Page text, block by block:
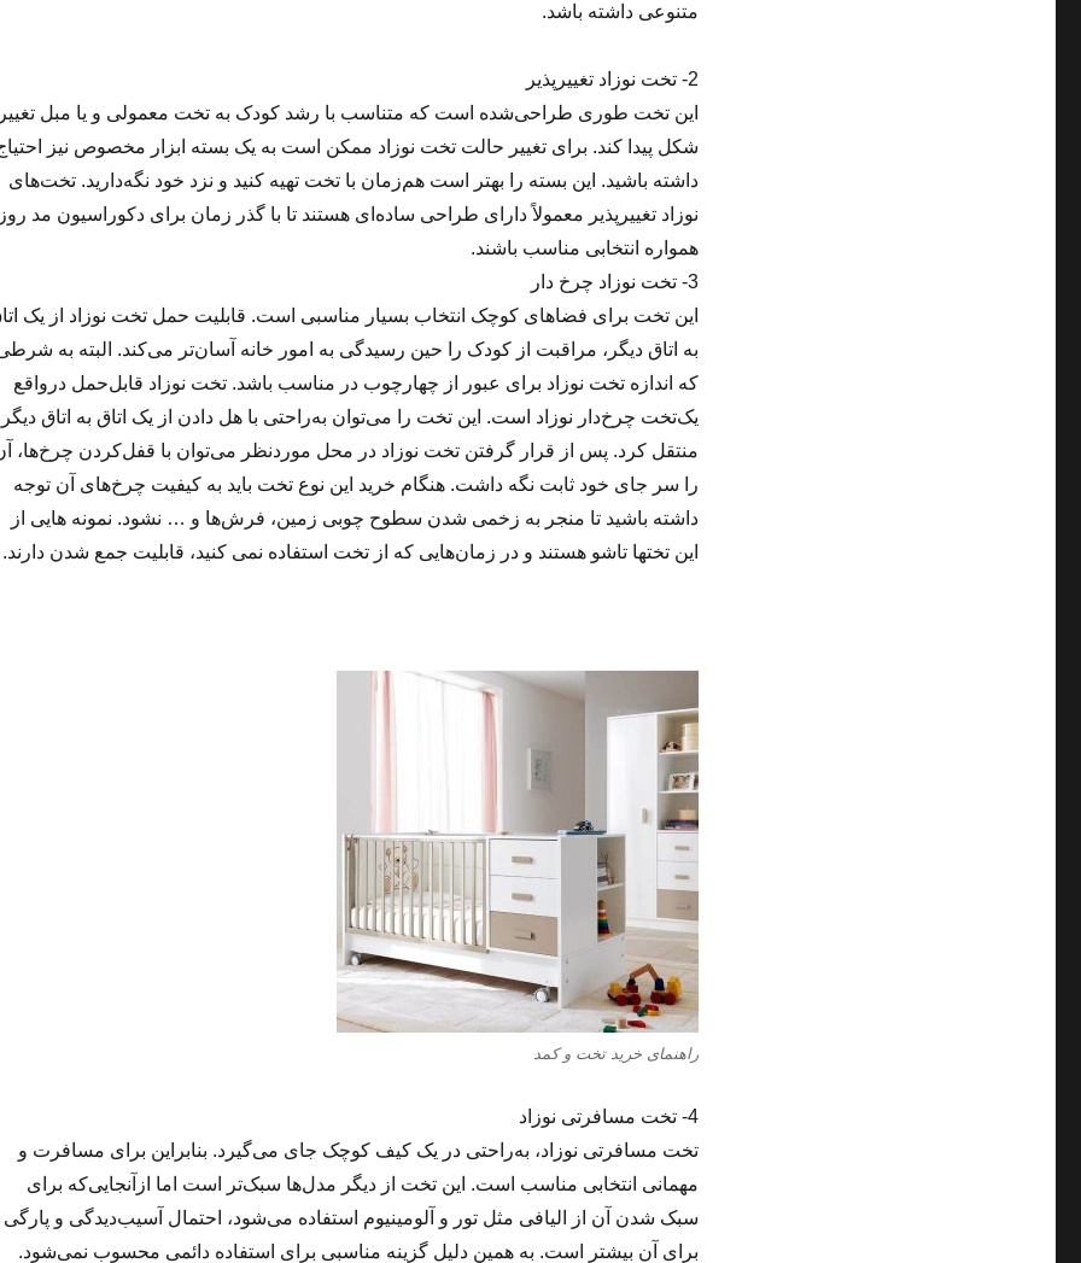
متنوعی داشته باشد.
2- تخت نوزاد تغییرپذیر
این تخت طوری طراحی‌شده است که متناسب با رشد کودک به تخت معمولی و یا مبل
شکل پیدا کند. برای تغییر حالت تخت نوزاد ممکن است به یک بسته ابزار مخصوص نیز
داشته باشید. این بسته را بهتر است هم‌زمان با تخت تهیه کنید و نزد خود نگه‌دارید. تخت‌های
نوزاد تغییرپذیر معمولاً دارای طراحی ساده‌ای هستند تا با گذر زمان برای دکوراسیون مد
همواره انتخابی مناسب باشند.
3- تخت نوزاد چرخ دار
این تخت برای فضاهای کوچک انتخاب بسیار مناسبی است. قابلیت حمل تخت نوزاد از یک
به اتاق دیگر، مراقبت از کودک را حین رسیدگی به امور خانه آسان‌تر می‌کند. البته به
که اندازه تخت نوزاد برای عبور از چهارچوب در مناسب باشد. تخت نوزاد قابل‌حمل درواقع
یک‌تخت چرخ‌دار نوزاد است. این تخت را می‌توان به‌راحتی با هل دادن از یک اتاق به اتاق دیگر
منتقل کرد. پس از قرار گرفتن تخت نوزاد در محل موردنظر می‌توان با قفل‌کردن چرخ‌ها،
را سر جای خود ثابت نگه داشت. هنگام خرید این نوع تخت باید به کیفیت چرخ‌های آن توجه
داشته باشید تا منجر به زخمی شدن سطوح چوبی زمین، فرش‌ها و … نشود. نمونه ­هایی از
این تخت­ها تا­شو هستند و در زمان‌هایی که از تخت استفاده نمی­ کنید، قابلیت جمع شدن دارند.
راهنمای خرید تخت و کمد
4- تخت مسافرتی نوزاد
تخت مسافرتی نوزاد، به‌راحتی در یک کیف کوچک جای می‌گیرد. بنابراین برای مسافرت و
مهمانی انتخابی مناسب است. این تخت از دیگر مدل‌ها سبک‌تر است اما ازآنجایی‌که برای
سبک شدن آن از الیافی مثل تور و آلومینیوم استفاده می‌شود، احتمال آسیب‌دیدگی و پارگی
برای آن بیشتر است. به همین دلیل گزینه مناسبی برای استفاده دائمی محسوب نمی‌شود.